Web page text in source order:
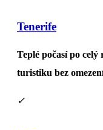
Tenerife
Teplé počasí po
turistiku bez
✓